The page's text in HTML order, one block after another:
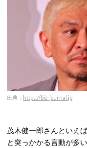
出典： https://biz-journal.jp
茂木健一郎さんといえ
と突っかかる言動が多